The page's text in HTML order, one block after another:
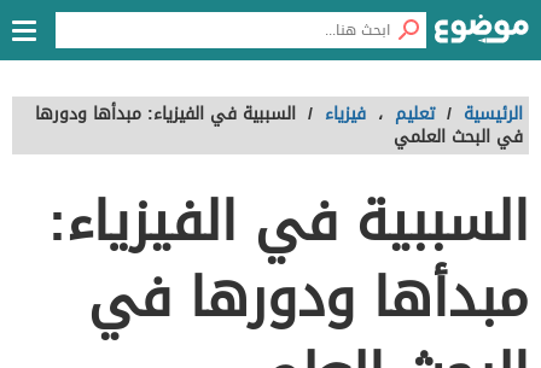
الرئيسية / تعليم ، فيزياء / السببية في الفيزياء: مبدأها ودورها
في البحث العلمي
السببية في الفيزياء:
مبدأها ودورها في